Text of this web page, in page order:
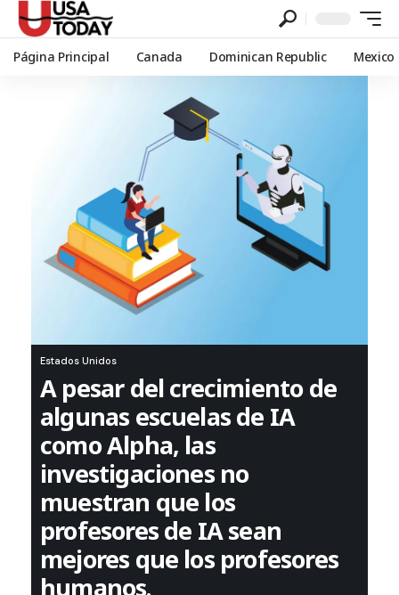
Página Principal Canada Dominican Republic Mexico
Estados Unidos
A pesar del crecimiento de
algunas escuelas de IA
como Alpha, las
investigaciones no
muestran que los
profesores de IA sean
mejores que los profesores
humanos.